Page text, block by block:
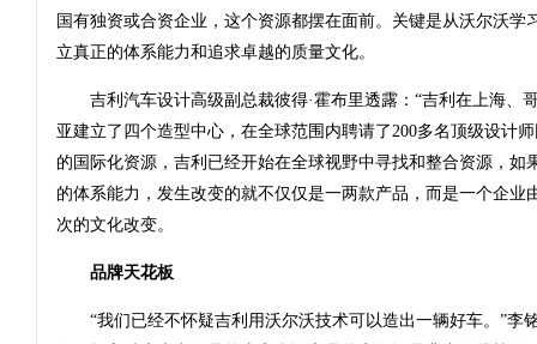
国有独资或合资企业，这个资源都摆在面前。关键是从沃尔沃学
立真正的体系能力和追求卓越的质量文化。
吉利汽车设计高级副总裁彼得·霍布里透露：“吉利在上海、
亚建立了四个造型中心，在全球范围内聘请了200多名顶级设计
的国际化资源，吉利已经开始在全球视野中寻找和整合资源，如
的体系能力，发生改变的就不仅仅是一两款产品，而是一个企业
次的文化改变。
品牌天花板
“我们已经不怀疑吉利用沃尔沃技术可以造出一辆好车。”李